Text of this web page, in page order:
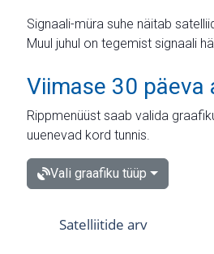
Signaali-müra suhe näitab
Muul juhul on tegemist signaali
Viimase 30 päeva
Rippmenüüst saab valida
uuenevad kord tunnis.
Vali graafiku tüüp
Satelliitide arv